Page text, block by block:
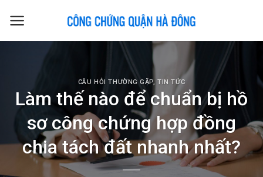
CÂU HỎI THƯỜNG GẶP,TIN TỨC
Làm thế nào để chuẩn bị hồ
sơ công chứng hợp đồng
chia tách đất nhanh nhất?